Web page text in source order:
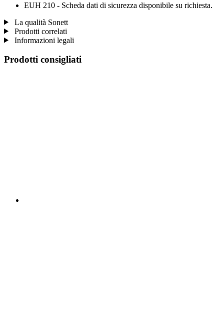
EUH 210 - Scheda dati di sicurezza disponibile su richiesta.
La qualità Sonett
Prodotti correlati
Informazioni legali
Prodotti consigliati